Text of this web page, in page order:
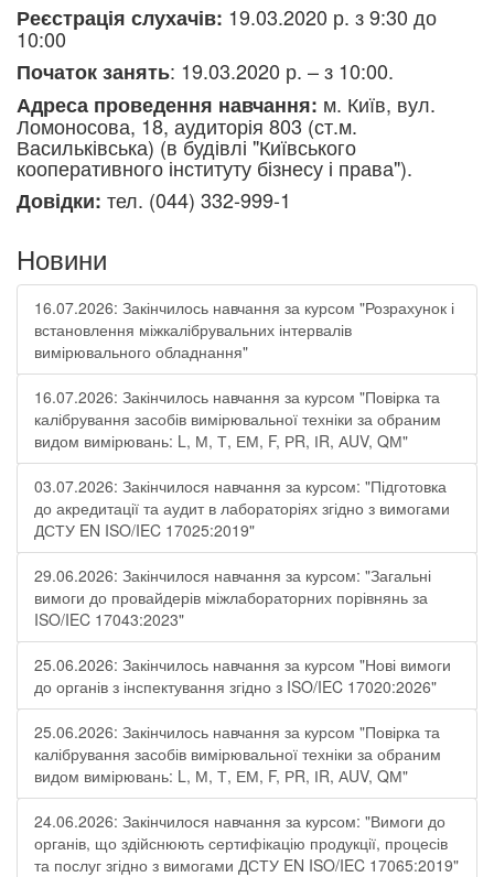
Реєстрація слухачів: 19.03.2020 р. з 9:30 до
10:00
Початок занять: 19.03.2020 р. – з 10:00.
Адреса проведення навчання: м. Київ, вул.
Ломоносова, 18, аудиторія 803 (ст.м.
Васильківська) (в будівлі "Київського
кооперативного інституту бізнесу і права").
Довідки: тел. (044) 332-999-1
Новини
16.07.2026: Закінчилось навчання за курсом "Розрахунок і
встановлення міжкалібрувальних інтервалів
вимірювального обладнання"
16.07.2026: Закінчилось навчання за курсом "Повірка та
калібрування засобів вимірювальної техніки за обраним
видом вимірювань: L, М, Т, ЕМ, F, РR, ІR, АUV, QМ"
03.07.2026: Закінчилося навчання за курсом: "Підготовка
до акредитації та аудит в лабораторіях згідно з вимогами
ДСТУ EN ISO/IEC 17025:2019"
29.06.2026: Закінчилося навчання за курсом: "Загальні
вимоги до провайдерів міжлабораторних порівнянь за
ISO/IEC 17043:2023"
25.06.2026: Закінчилось навчання за курсом "Нові вимоги
до органів з інспектування згідно з ISO/IEC 17020:2026"
25.06.2026: Закінчилось навчання за курсом "Повірка та
калібрування засобів вимірювальної техніки за обраним
видом вимірювань: L, М, Т, ЕМ, F, РR, ІR, АUV, QМ"
24.06.2026: Закінчилося навчання за курсом: "Вимоги до
органів, що здійснюють сертифікацію продукції, процесів
та послуг згідно з вимогами ДСТУ EN ISO/IEC 17065:2019"